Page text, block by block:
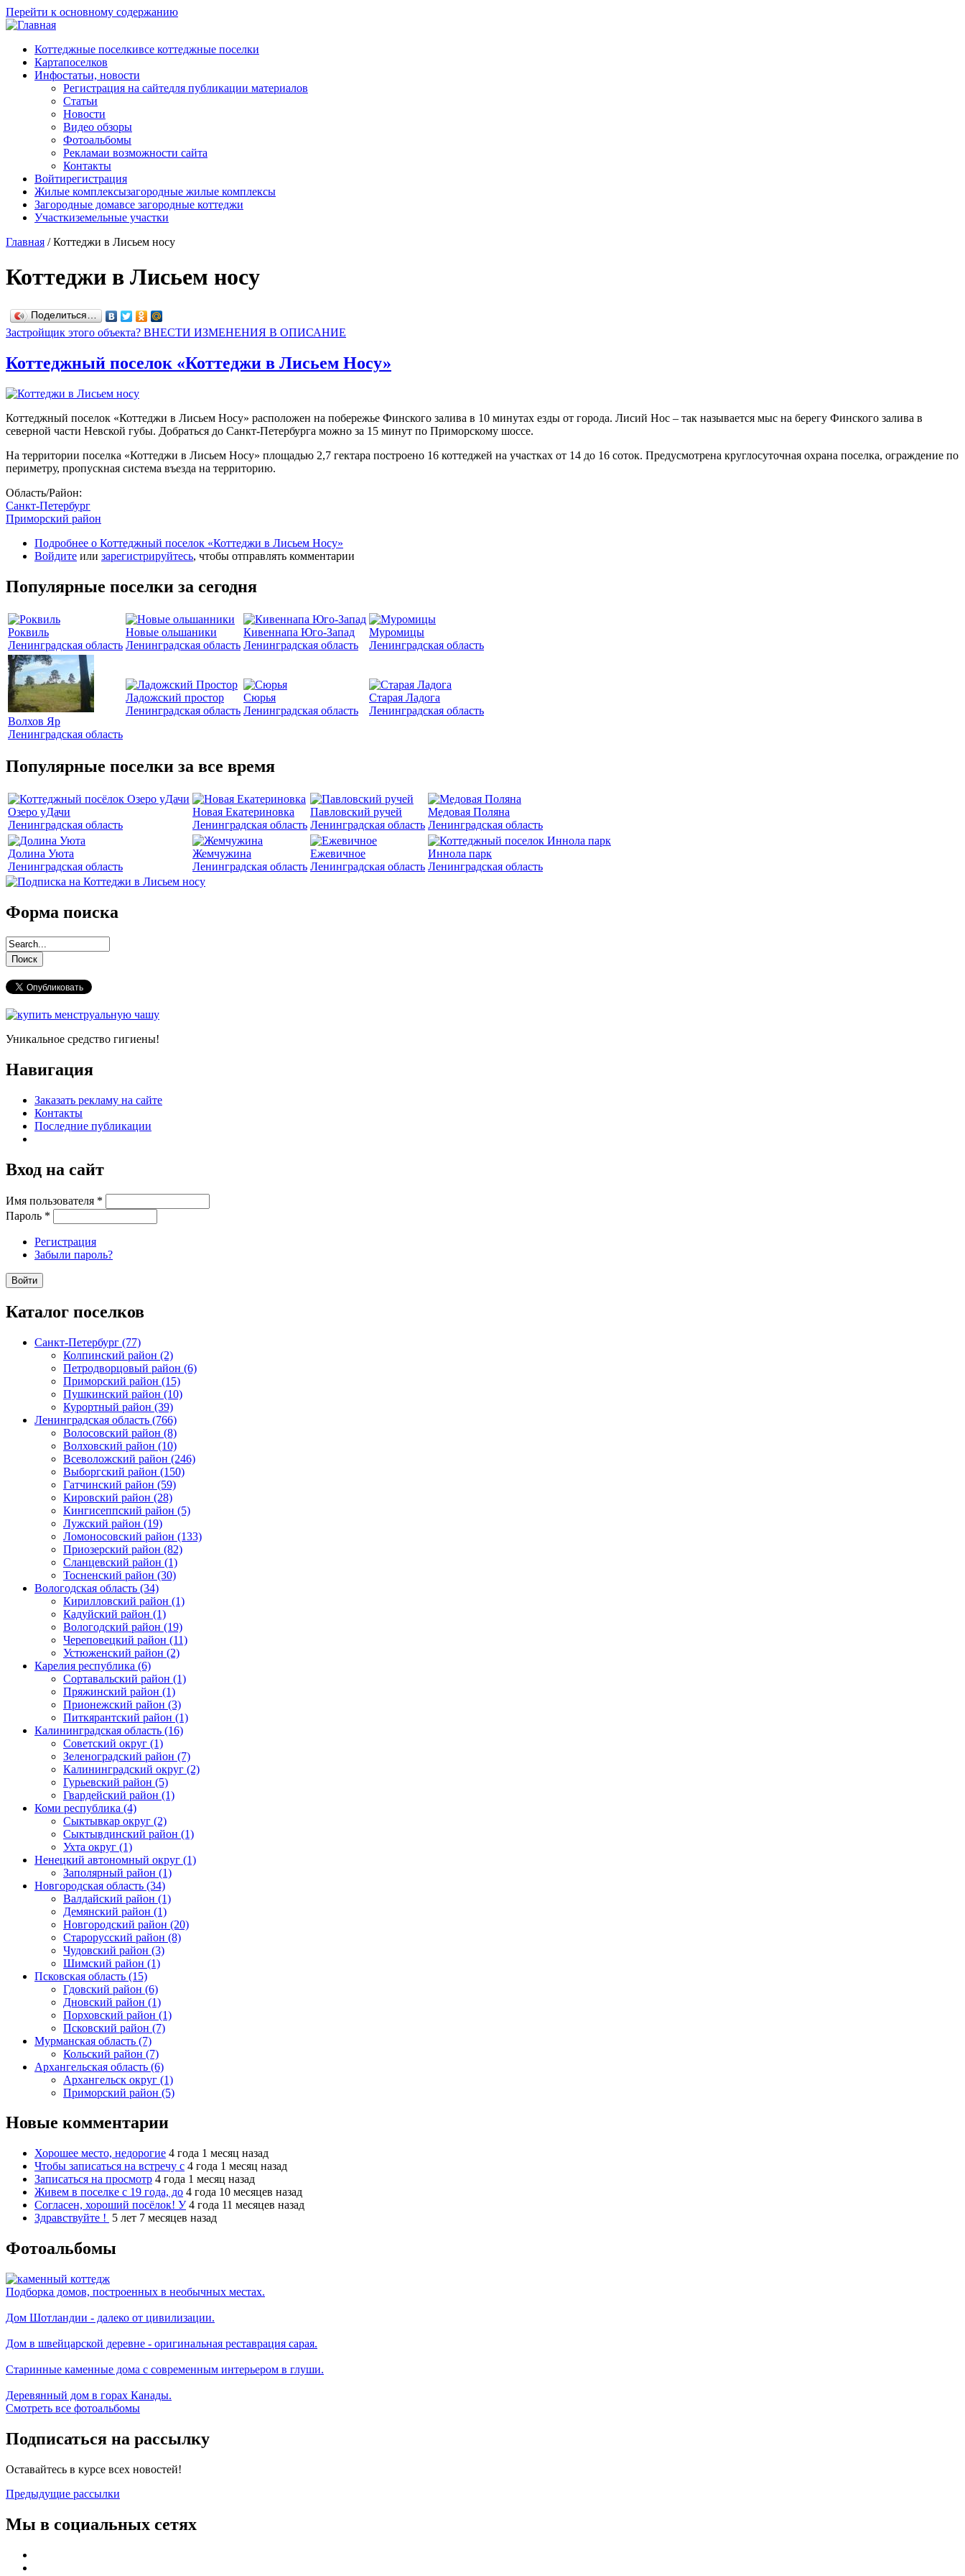
Перейти к основному содержанию
Коттеджные поселкивсе коттеджные поселки
Картапоселков
Инфостатьи, новости
Регистрация на сайтедля публикации материалов
Статьи
Новости
Видео обзоры
Фотоальбомы
Рекламаи возможности сайта
Контакты
Войтирегистрация
Жилые комплексызагородные жилые комплексы
Загородные домавсе загородные коттеджи
Участкиземельные участки
Главная /Коттеджи в Лисьем носу
Коттеджи в Лисьем носу
Поделиться…
Застройщик этого объекта? ВНЕСТИ ИЗМЕНЕНИЯ В ОПИСАНИЕ
Коттеджный поселок «Коттеджи в Лисьем Носу»
Коттеджный поселок «Коттеджи в Лисьем Носу» расположен на побережье Финского залива в 10 минутах езды от города. Лисий Нос – так называется мыс на берегу Финского залива в
северной части Невской губы. Добраться до Санкт-Петербурга можно за 15 минут по Приморскому шоссе.
На территории поселка «Коттеджи в Лисьем Носу» площадью 2,7 гектара построено 16 коттеджей на участках от 14 до 16 соток. Предусмотрена круглосуточная охрана поселка, ограждение по
периметру, пропускная система въезда на территорию.
Область/Район:
Санкт-Петербург
Приморский район
Подробнее о Коттеджный поселок «Коттеджи в Лисьем Носу»
Войдите или зарегистрируйтесь, чтобы отправлять комментарии
Популярные поселки за сегодня
Роквиль
Ленинградская область
Новые ольшаники
Ленинградская область
Кивеннапа Юго-Запад
Ленинградская область
Муромицы
Ленинградская область
Волхов Яр
Ленинградская область
Ладожский простор
Ленинградская область
Сюрья
Ленинградская область
Старая Ладога
Ленинградская область
Популярные поселки за все время
Озеро уДачи
Ленинградская область
Новая Екатериновка
Ленинградская область
Павловский ручей
Ленинградская область
Медовая Поляна
Ленинградская область
Долина Уюта
Ленинградская область
Жемчужина
Ленинградская область
Ежевичное
Ленинградская область
Иннола парк
Ленинградская область
Форма поиска
Уникальное средство гигиены!
Навигация
Заказать рекламу на сайте
Контакты
Последние публикации
Вход на сайт
Имя пользователя *
Пароль *
Регистрация
Забыли пароль?
Каталог поселков
Санкт-Петербург (77)
Колпинский район (2)
Петродворцовый район (6)
Приморский район (15)
Пушкинский район (10)
Курортный район (39)
Ленинградская область (766)
Волосовский район (8)
Волховский район (10)
Всеволожский район (246)
Выборгский район (150)
Гатчинский район (59)
Кировский район (28)
Кингисеппский район (5)
Лужский район (19)
Ломоносовский район (133)
Приозерский район (82)
Сланцевский район (1)
Тосненский район (30)
Вологодская область (34)
Кирилловский район (1)
Кадуйский район (1)
Вологодский район (19)
Череповецкий район (11)
Устюженский район (2)
Карелия республика (6)
Сортавальский район (1)
Пряжинский район (1)
Прионежский район (3)
Питкярантский район (1)
Калининградская область (16)
Советский округ (1)
Зеленоградский район (7)
Калининградский округ (2)
Гурьевский район (5)
Гвардейский район (1)
Коми республика (4)
Сыктывкар округ (2)
Сыктывдинский район (1)
Ухта округ (1)
Ненецкий автономный округ (1)
Заполярный район (1)
Новгородская область (34)
Валдайский район (1)
Демянский район (1)
Новгородский район (20)
Старорусский район (8)
Чудовский район (3)
Шимский район (1)
Псковская область (15)
Гдовский район (6)
Дновский район (1)
Порховский район (1)
Псковский район (7)
Мурманская область (7)
Кольский район (7)
Архангельская область (6)
Архангельск округ (1)
Приморский район (5)
Новые комментарии
Хорошее место, недорогие 4 года 1 месяц назад
Чтобы записаться на встречу с 4 года 1 месяц назад
Записаться на просмотр 4 года 1 месяц назад
Живем в поселке с 19 года, до 4 года 10 месяцев назад
Согласен, хороший посёлок! У 4 года 11 месяцев назад
Здравствуйте ! 5 лет 7 месяцев назад
Фотоальбомы
Подборка домов, построенных в необычных местах.
Дом Шотландии - далеко от цивилизации.
Дом в швейцарской деревне - оригинальная реставрация сарая.
Старинные каменные дома с современным интерьером в глуши.
Деревянный дом в горах Канады.
Смотреть все фотоальбомы
Подписаться на рассылку
Оставайтесь в курсе всех новостей!
Предыдущие рассылки
Мы в социальных сетях